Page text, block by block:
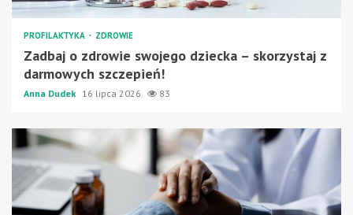
PROFILAKTYKA ZDROWIE
Zadbaj o zdrowie swojego dziecka – skorzystaj z
darmowych szczepień!
Anna Dudek 16 lipca 2026 83